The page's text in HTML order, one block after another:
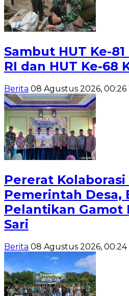
Sambut HUT Ke-
RI dan HUT Ke-68
Berita 08 Agustus 2026, 00:26
Pererat Kolaborasi
Pemerintah Desa,
Pelantikan Gamot
Sari
Berita 08 Agustus 2026, 00:24